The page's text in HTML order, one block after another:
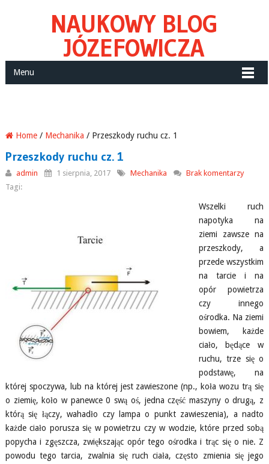
NAUKOWY BLOG
JÓZEFOWICZA
Menu
Home/ Mechanika / Przeszkody ruchu cz. 1
Przeszkody ruchu cz. 1
admin 1 sierpnia, 2017 Mechanika
Brak komentarzy
Tagi:
Wszelki ruch
napotyka na
ziemi zawsze na
przeszkody, a
przede wszystkim
na tarcie i na
opór powietrza
czy innego
ośrodka. Na ziemi
bowiem, każde
ciało, będące w
ruchu, trze się o
podstawę, na
której spoczywa, lub na której jest zawieszone (np., koła wozu trą się
o ziemię, koło w panewce 0 swą oś, jedna część maszyny o drugą, z
którą się łączy, wahadło czy lampa o punkt zawieszenia), a nadto
każde ciało porusza się w powietrzu czy w wodzie, które przed sobą
popycha i zgęszcza, zwiększając opór tego ośrodka i trąc się o nie. Z
powodu tego tarcia, zwalnia się ruch ciała, często zmienia się jego